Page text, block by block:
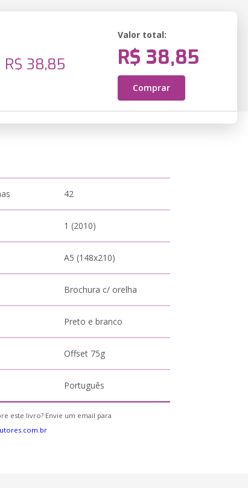
R$ 38,85
Valor total:
R$ 38,85
Comprar
42
1 (2010)
A5 (148x210)
Brochura c/ orelha
Preto e branco
Offset 75g
Português
este livro? Envie um email para